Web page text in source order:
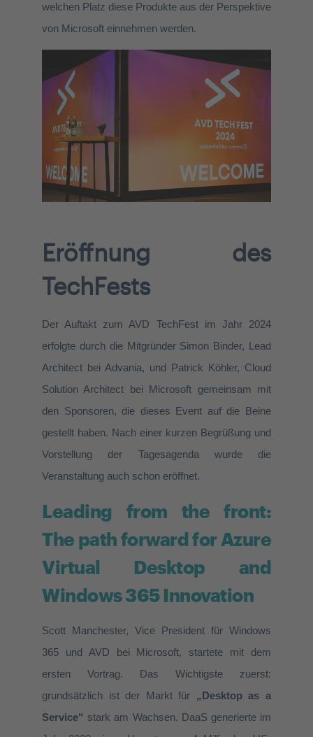
welchen Platz diese Produkte aus der Perspektive
von Microsoft einnehmen werden.
Eröffnung des
TechFests
Der Auftaktzum AVD TechFestim Jahr 2024
erfolgte durch die Mitgründer Simon Binder, Lead
Architect bei Advania, und Patrick Köhler, Cloud
SolutionArchitect bei Microsoft gemeinsam mit
den Sponsoren, die dieses Event auf die Beine
gestellt haben. Nach einer kurzen Begrüßung und
Vorstellung der Tagesagenda wurde die
Veranstaltung auch schon eröffnet.
Leading from the front:
The path forward for Azure
Virtual Desktop and
Windows 365 Innovation
Scott Manchester, Vice President für Windows
365 und AVD bei Microsoft, startete mit dem
ersten Vortrag. Das Wichtigste zuerst:
grundsätzlich ist der Markt für „Desktop as a
Service“ stark am Wachsen. DaaS generierte im